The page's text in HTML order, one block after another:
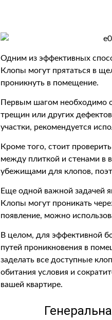
Одним из эффективных
Клопы могут прятаться в
проникнуть в помещение.
Первым шагом необходимо
трещин или других
участки, рекомендуется
Кроме того, стоит
между плиткой и стенами в
убежищами для клопов,
Еще одной важной задачей
Клопы могут проникать
появление, можно
В целом, для эффективной
путей проникновения в
заделать все доступные
обитания условия и
вашей квартире.